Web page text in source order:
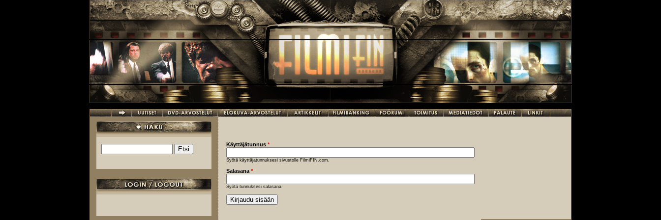
Hakulomake
Käyttäjätunnus *
Syötä käyttäjätunnuksesi sivustolle FilmiFIN.com.
Salasana *
Syötä tunnuksesi salasana.